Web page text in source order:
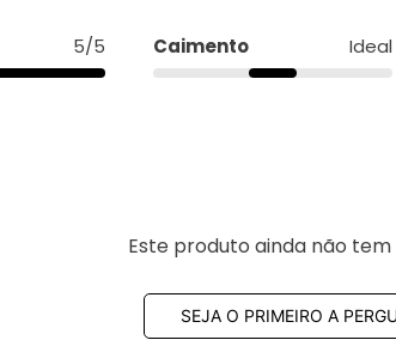
5/5 Caimento Ideal
Este produto ainda não
SEJA O PRIMEIRO A